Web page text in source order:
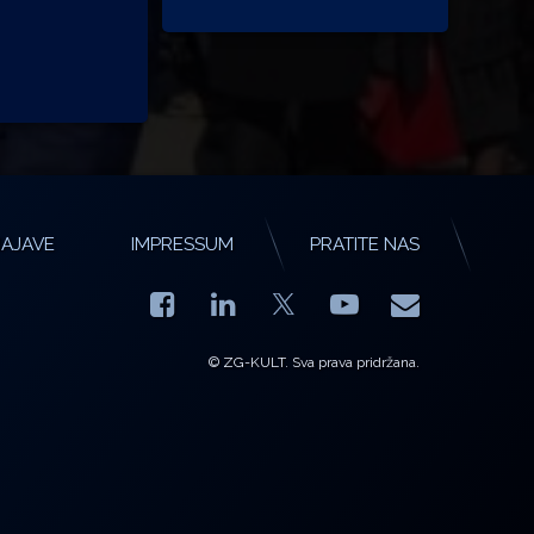
IMPRESSUM PRATITE NAS
Facebook
LinkedIn YouTube
E-mail
© ZG-KULT. Sva prava pridržana.